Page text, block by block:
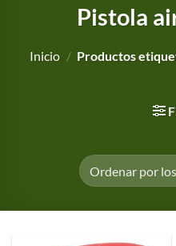
Pistola
Inicio / Productos